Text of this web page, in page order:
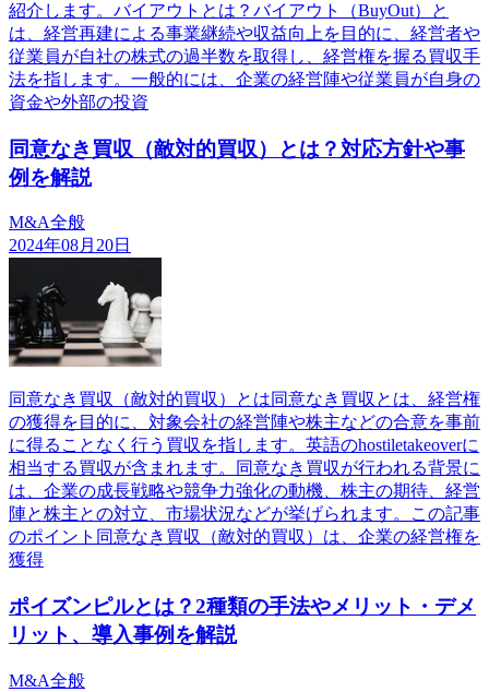
紹介します。バイアウトとは？バイアウト（BuyOut）と
は、経営再建による事業継続や収益向上を目的に、経営者や
従業員が自社の株式の過半数を取得し、経営権を握る買収手
法を指します。一般的には、企業の経営陣や従業員が自身の
資金や外部の投資
同意なき買収（敵対的買収）とは？対応方針や事
例を解説
M&A全般
2024年08月20日
同意なき買収（敵対的買収）とは同意なき買収とは、経営権
の獲得を目的に、対象会社の経営陣や株主などの合意を事前
に得ることなく行う買収を指します。英語のhostiletakeoverに
相当する買収が含まれます。同意なき買収が行われる背景に
は、企業の成長戦略や競争力強化の動機、株主の期待、経営
陣と株主との対立、市場状況などが挙げられます。この記事
のポイント同意なき買収（敵対的買収）は、企業の経営権を
獲得
ポイズンピルとは？2種類の手法やメリット・デメ
リット、導入事例を解説
M&A全般